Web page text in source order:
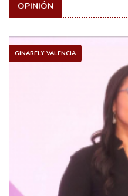
OPINIÓN
GINARELY VALENCIA